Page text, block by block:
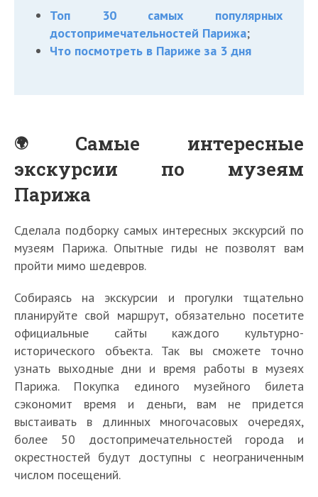
Топ 30 самых популярных
достопримечательностей Парижа;
Что посмотреть в Париже за 3 дня
Самые интересные
экскурсии по музеям
Парижа
Сделала подборку самых интересных экскурсий по
музеям Парижа. Опытные гиды не позволят вам
пройти мимо шедевров.
Собираясь на экскурсии и прогулки тщательно
планируйте свой маршрут, обязательно посетите
официальные сайты каждого культурно-
исторического объекта. Так вы сможете точно
узнать выходные дни и время работы в музеях
Парижа. Покупка единого музейного билета
сэкономит время и деньги, вам не придется
выстаивать в длинных многочасовых очередях,
более 50 достопримечательностей города и
окрестностей будут доступны с неограниченным
числом посещений.